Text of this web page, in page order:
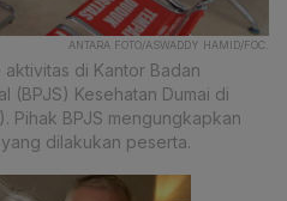
ANTARA FOTO/ASWADDY HAMID/FOC.
di Kantor Badan
(BPJS) Kesehatan Dumai di
Pihak BPJS mengungkapkan
dilakukan peserta.